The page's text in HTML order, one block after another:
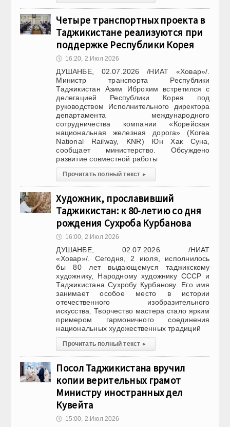
Четыре транспортных проекта в
Таджикистане реализуются при
поддержке Республики Корея
🕔 16:20, 2.Июл 2026
ДУШАНБЕ, 02.07.2026 /НИАТ «Ховар»/.
Министр транспорта Республики
Таджикистан Азим Иброхим встретился с
делегацией Республики Корея под
руководством Исполнительного директора
департамента международного
сотрудничества компании «Корейская
национальная железная дорога» (Korea
National Railway, KNR) Юн Хак Суна,
сообщает министерство. Обсуждено
развитие совместной работы
Прочитать полный текст ▸
Художник, прославивший
Таджикистан: к 80-летию со дня
рождения Сухроба Курбанова
🕔 16:00, 2.Июл 2026
ДУШАНБЕ, 02.07.2026 /НИАТ
«Ховар»/. Сегодня, 2 июля, исполнилось
бы 80 лет выдающемуся таджикскому
художнику, Народному художнику СССР и
Таджикистана Сухробу Курбанову. Его имя
занимает особое место в истории
отечественного изобразительного
искусства. Творчество мастера стало ярким
примером гармоничного соединения
национальных художественных традиций
Прочитать полный текст ▸
Посол Таджикистана вручил
копии верительных грамот
Министру иностранных дел
Кувейта
🕔 15:00, 2.Июл 2026